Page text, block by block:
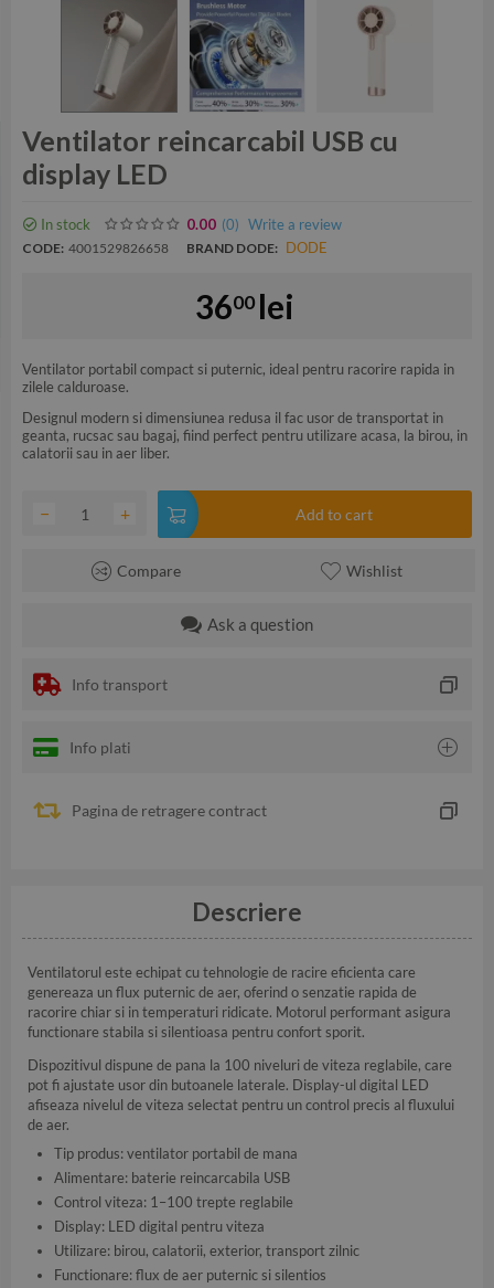
Ventilator reincarcabil USB cu
display LED
In stock 0.00 (0) Write a review
CODE: 4001529826658 BRAND DODE: DODE
3600 lei
Ventilator portabil compact si puternic, ideal pentru racorire rapida in
zilele calduroase.
Designul modern si dimensiunea redusa il fac usor de transportat in
geanta, rucsac sau bagaj, fiind perfect pentru utilizare acasa, la birou, in
calatorii sau in aer liber.
+
− Add to cart
Compare Wishlist
Ask a question
Info transport
Info plati
Pagina de retragere contract
Descriere
Ventilatorul este echipat cu tehnologie de racire eficienta care
genereaza un flux puternic de aer, oferind o senzatie rapida de
racorire chiar si in temperaturi ridicate. Motorul performant asigura
functionare stabila si silentioasa pentru confort sporit.
Dispozitivul dispune de pana la 100 niveluri de viteza reglabile, care
pot fi ajustate usor din butoanele laterale. Display-ul digital LED
afiseaza nivelul de viteza selectat pentru un control precis al fluxului
de aer.
Tip produs: ventilator portabil de mana
Alimentare: baterie reincarcabila USB
Control viteza: 1–100 trepte reglabile
Display: LED digital pentru viteza
Utilizare: birou, calatorii, exterior, transport zilnic
Functionare: flux de aer puternic si silentios